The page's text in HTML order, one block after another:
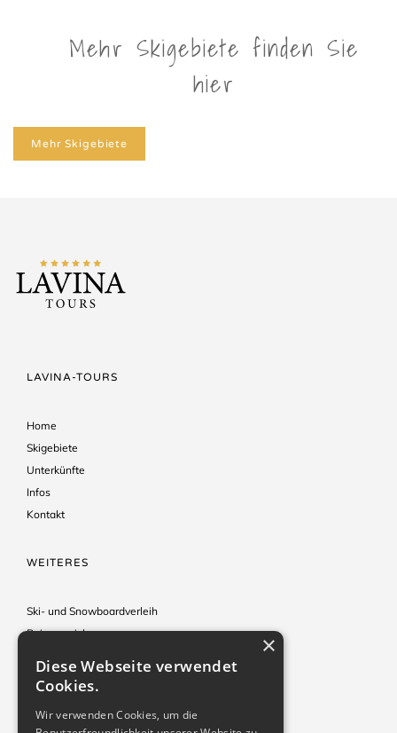
Mehr Skigebiete finden Sie
hier
Mehr Skigebiete
LAVINA-TOURS
Home
Skigebiete
Unterkünfte
Infos
Kontakt
WEITERES
Ski- und Snowboardverleih
Reiseversicherung
Reisebedingungen
×
Diese Webseite verwendet
Cookies.
Wir verwenden Cookies, um die